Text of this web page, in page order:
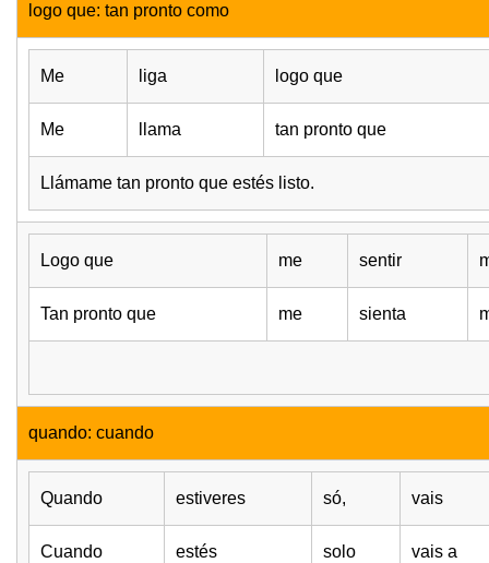
logo que: tan pronto como
Me liga logo que
Me llama tan pronto que
Llámame tan pronto que estés listo.
Logo que me sentir
Tan pronto que me sienta
quando: cuando
Quando estiveres só, vais
Cuando estés solo vais a